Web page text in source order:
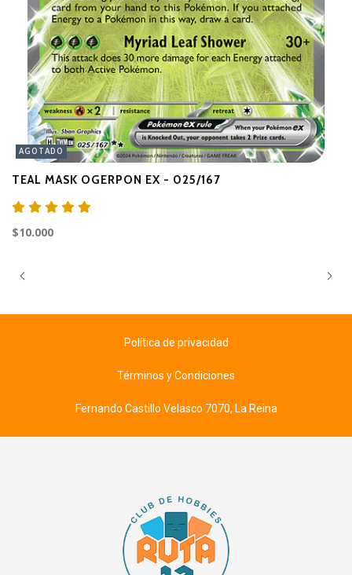
AGOTADO
TEAL MASK OGERPON EX - 025/167
$10.000
Política de privacidad
Términos y Condiciones
Fernando Castillo Velasco 7070, La Reina